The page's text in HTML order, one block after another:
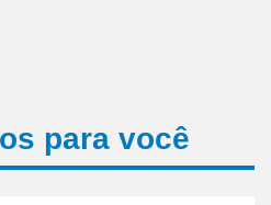
para você